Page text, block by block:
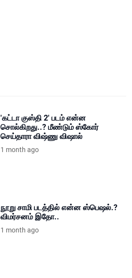
'கட்டா குஸ்தி 2' படம் என்ன
சொல்கிறது..? மீண்டும் ஸ்கோர்
செய்தாரா விஷ்ணு விஷால்
1 month ago
நூறு சாமி படத்தில் என்ன ஸ்பெஷல்.?
விமர்சனம் இதோ..
1 month ago